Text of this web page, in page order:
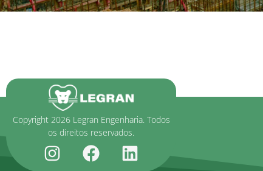
Copyright 2026 Legran Engenharia. Todos
os direitos reservados.